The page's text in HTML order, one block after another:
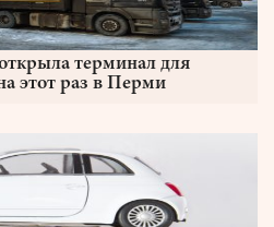
терминал для
этот раз в Перми